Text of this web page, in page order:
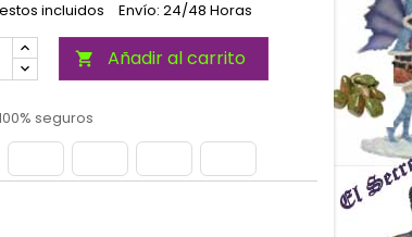
incluidos Envío: 24/48 Horas
 Añadir al carrito
seguros